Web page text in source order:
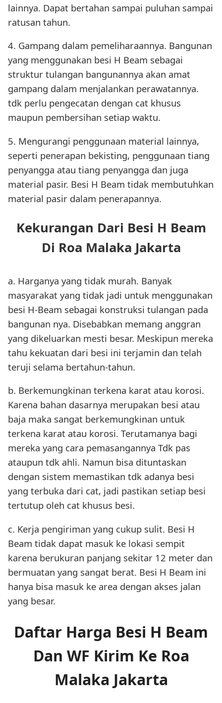
lainnya. Dapat bertahan sampai puluhan sampai
ratusan tahun.
4. Gampang dalam pemeliharaannya. Bangunan
yang menggunakan besi H Beam sebagai
struktur tulangan bangunannya akan amat
gampang dalam menjalankan perawatannya.
tdk perlu pengecatan dengan cat khusus
maupun pembersihan setiap waktu.
5. Mengurangi penggunaan material lainnya,
seperti penerapan bekisting, penggunaan tiang
penyangga atau tiang penyangga dan juga
material pasir. Besi H Beam tidak membutuhkan
material pasir dalam penerapannya.
Kekurangan Dari Besi H Beam
Di Roa Malaka Jakarta
a. Harganya yang tidak murah. Banyak
masyarakat yang tidak jadi untuk menggunakan
besi H-Beam sebagai konstruksi tulangan pada
bangunan nya. Disebabkan memang anggran
yang dikeluarkan mesti besar. Meskipun mereka
tahu kekuatan dari besi ini terjamin dan telah
teruji selama bertahun-tahun.
b. Berkemungkinan terkena karat atau korosi.
Karena bahan dasarnya merupakan besi atau
baja maka sangat berkemungkinan untuk
terkena karat atau korosi. Terutamanya bagi
mereka yang cara pemasangannya Tdk pas
ataupun tdk ahli. Namun bisa dituntaskan
dengan sistem memastikan tdk adanya besi
yang terbuka dari cat, jadi pastikan setiap besi
tertutup oleh cat khusus besi.
c. Kerja pengiriman yang cukup sulit. Besi H
Beam tidak dapat masuk ke lokasi sempit
karena berukuran panjang sekitar 12 meter dan
bermuatan yang sangat berat. Besi H Beam ini
hanya bisa masuk ke area dengan akses jalan
yang besar.
Daftar Harga Besi H Beam
Dan WF Kirim Ke Roa
Malaka Jakarta